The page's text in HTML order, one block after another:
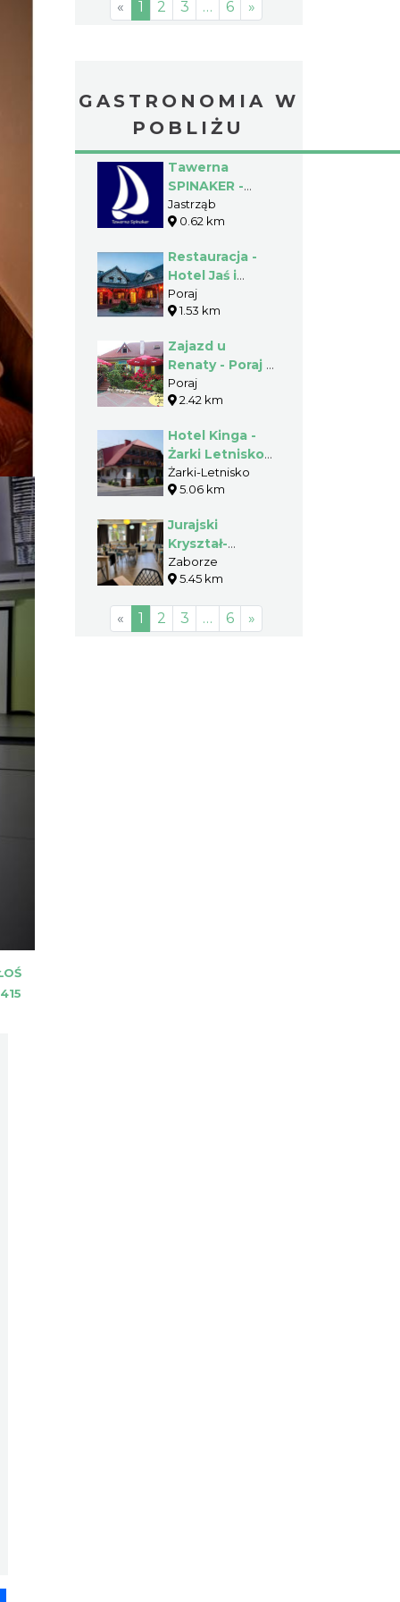
415
« 1 2 3 … 6 »
GASTRONOMIA W
POBLIŻU
Tawerna
SPINAKER -
Jastrząb -
Gmina Poraj
Jastrząb
0.62 km
Restauracja -
Hotel Jaś i
Małgosia - Poraj
- Gmina Poraj
Poraj
1.53 km
Zajazd u
Renaty - Poraj -
Gmina Poraj
Poraj
2.42 km
Hotel Kinga -
Żarki Letnisko -
Gmina Poraj
Żarki-Letnisko
5.06 km
Jurajski
Kryształ-
Restauracja w
Zaborzu
Zaborze
5.45 km
« 1 2 3 … 6 »